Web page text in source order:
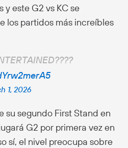
y este G2 vs KC se
los partidos más increíbles
1, 2026
su segundo First Stand en
G2 por primera vez en
sí, el nivel preocupa sobre